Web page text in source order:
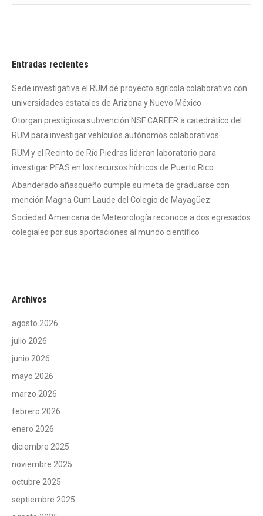
Entradas recientes
Sede investigativa el RUM de proyecto agrícola colaborativo con
universidades estatales de Arizona y Nuevo México
Otorgan prestigiosa subvención NSF CAREER a catedrático del
RUM para investigar vehículos autónomos colaborativos
RUM y el Recinto de Río Piedras lideran laboratorio para
investigar PFAS en los recursos hídricos de Puerto Rico
Abanderado añasqueño cumple su meta de graduarse con
mención Magna Cum Laude del Colegio de Mayagüez
Sociedad Americana de Meteorología reconoce a dos egresados
colegiales por sus aportaciones al mundo científico
Archivos
agosto 2026
julio 2026
junio 2026
mayo 2026
marzo 2026
febrero 2026
enero 2026
diciembre 2025
noviembre 2025
octubre 2025
septiembre 2025